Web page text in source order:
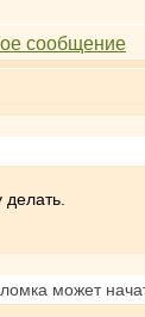
может